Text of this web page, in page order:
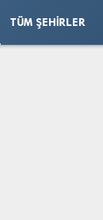
TÜM ŞEHIRLER